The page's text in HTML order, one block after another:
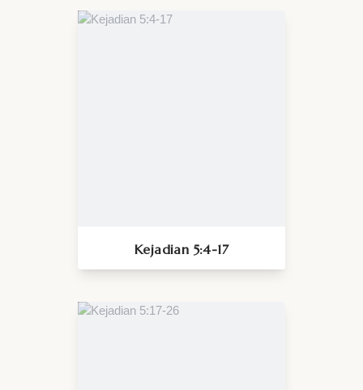
Kejadian 5:4-17